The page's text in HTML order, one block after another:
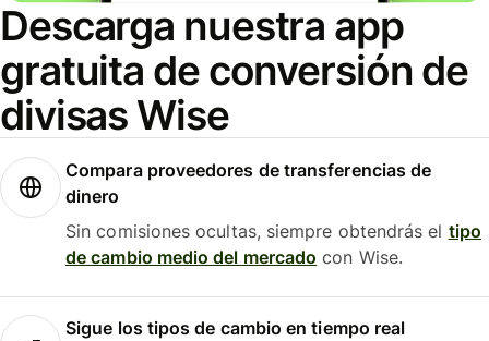
Descarga nuestra app
gratuita de conversión de
divisas Wise
Compara proveedores de transferencias de
dinero
Sin comisiones ocultas, siempre obtendrás el tipo
de cambio medio del mercado con Wise.
Sigue los tipos de cambio en tiempo real